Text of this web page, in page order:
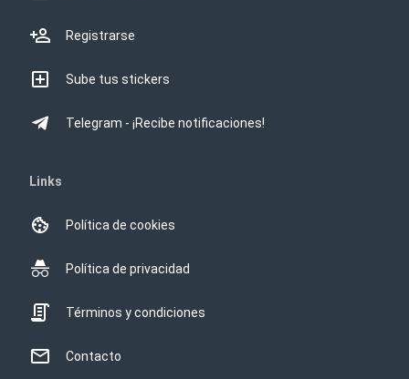
Registrarse
Sube tus stickers
Telegram - ¡Recibe notificaciones!
Links
Política de cookies
Política de privacidad
Términos y condiciones
Contacto